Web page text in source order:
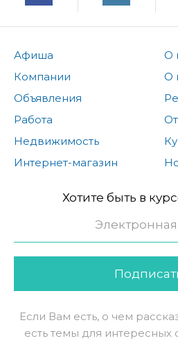
Афиша
Компании
Объявления
Работа
Недвижимость
Интернет-магазин
О
О
Хотите быть в
Если Вам есть, о чем
есть темы для интересных